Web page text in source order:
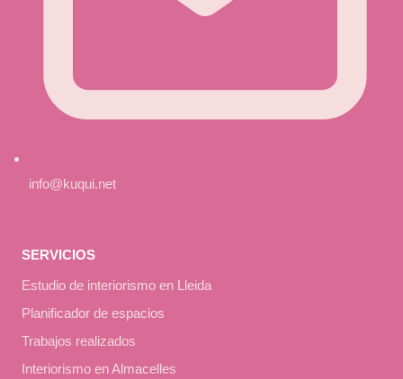
info@kuqui.net
SERVICIOS
Estudio de interiorismo en Lleida
Planificador de espacios
Trabajos realizados
Interiorismo en Almacelles